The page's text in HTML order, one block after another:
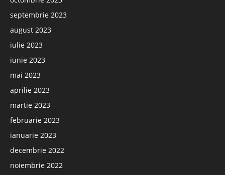
septembrie 2023
august 2023
iulie 2023
iunie 2023
mai 2023
aprilie 2023
martie 2023
februarie 2023
ianuarie 2023
decembrie 2022
noiembrie 2022